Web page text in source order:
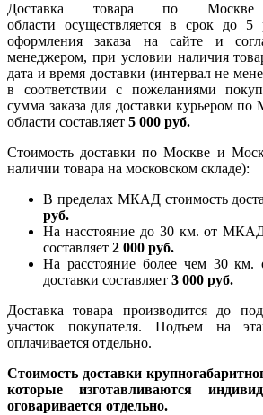
Доставка товара по
области осуществляется в срок до 5
оформления заказа на сайте и
менеджером, при условии наличия
дата и время доставки (интервал не
в соответствии с пожеланиями
сумма заказа для доставки курьером
области составляет 5 000 руб.
Стоимость доставки по Москве и
наличии товара на московском складе):
В пределах МКАД стоимость
руб.
На насcтояние до 30 км. от МКАД
составляет 2 000 руб.
На расстояние более чем 30
доставки составляет 3 000 руб.
Доставка товара производится до
участок покупателя. Подъем на
оплачивается отдельно.
Стоимость доставки
которые изготавливаются
оговаривается отдельно.